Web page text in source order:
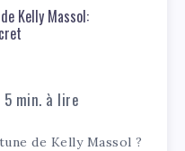
Kelly Massol:
5 min. à lire
de Kelly Massol ?